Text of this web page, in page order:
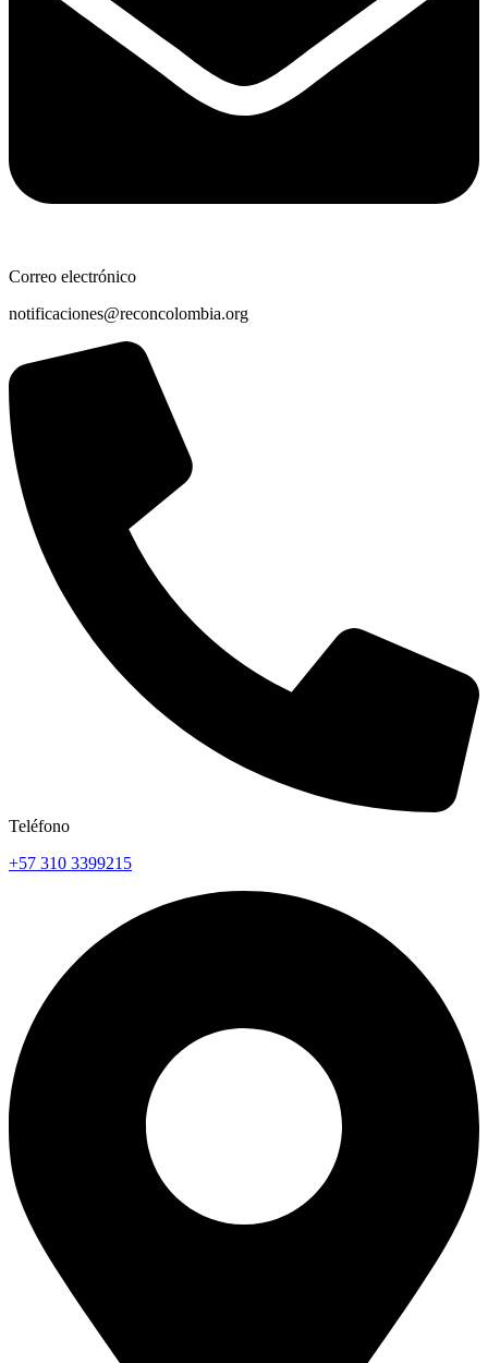
Correo electrónico
notificaciones@reconcolombia.org
Teléfono
+57 310 3399215